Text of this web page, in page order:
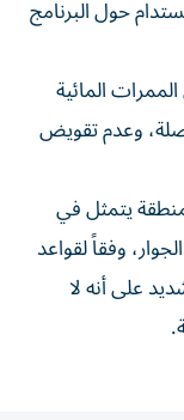
حول البرنامج
المائية
وعدم تقويض
يتمثل في
وفقاً لقواعد
على أنه لا